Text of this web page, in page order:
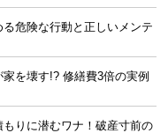
る危険な行動と正しいメンテ
を壊す!? 修繕費3倍の実例
もりに潜むワナ！破産寸前の